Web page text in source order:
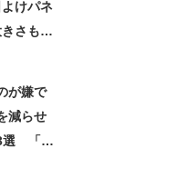
けパネ
さもあ
が嫌で
減らせ
選 「施